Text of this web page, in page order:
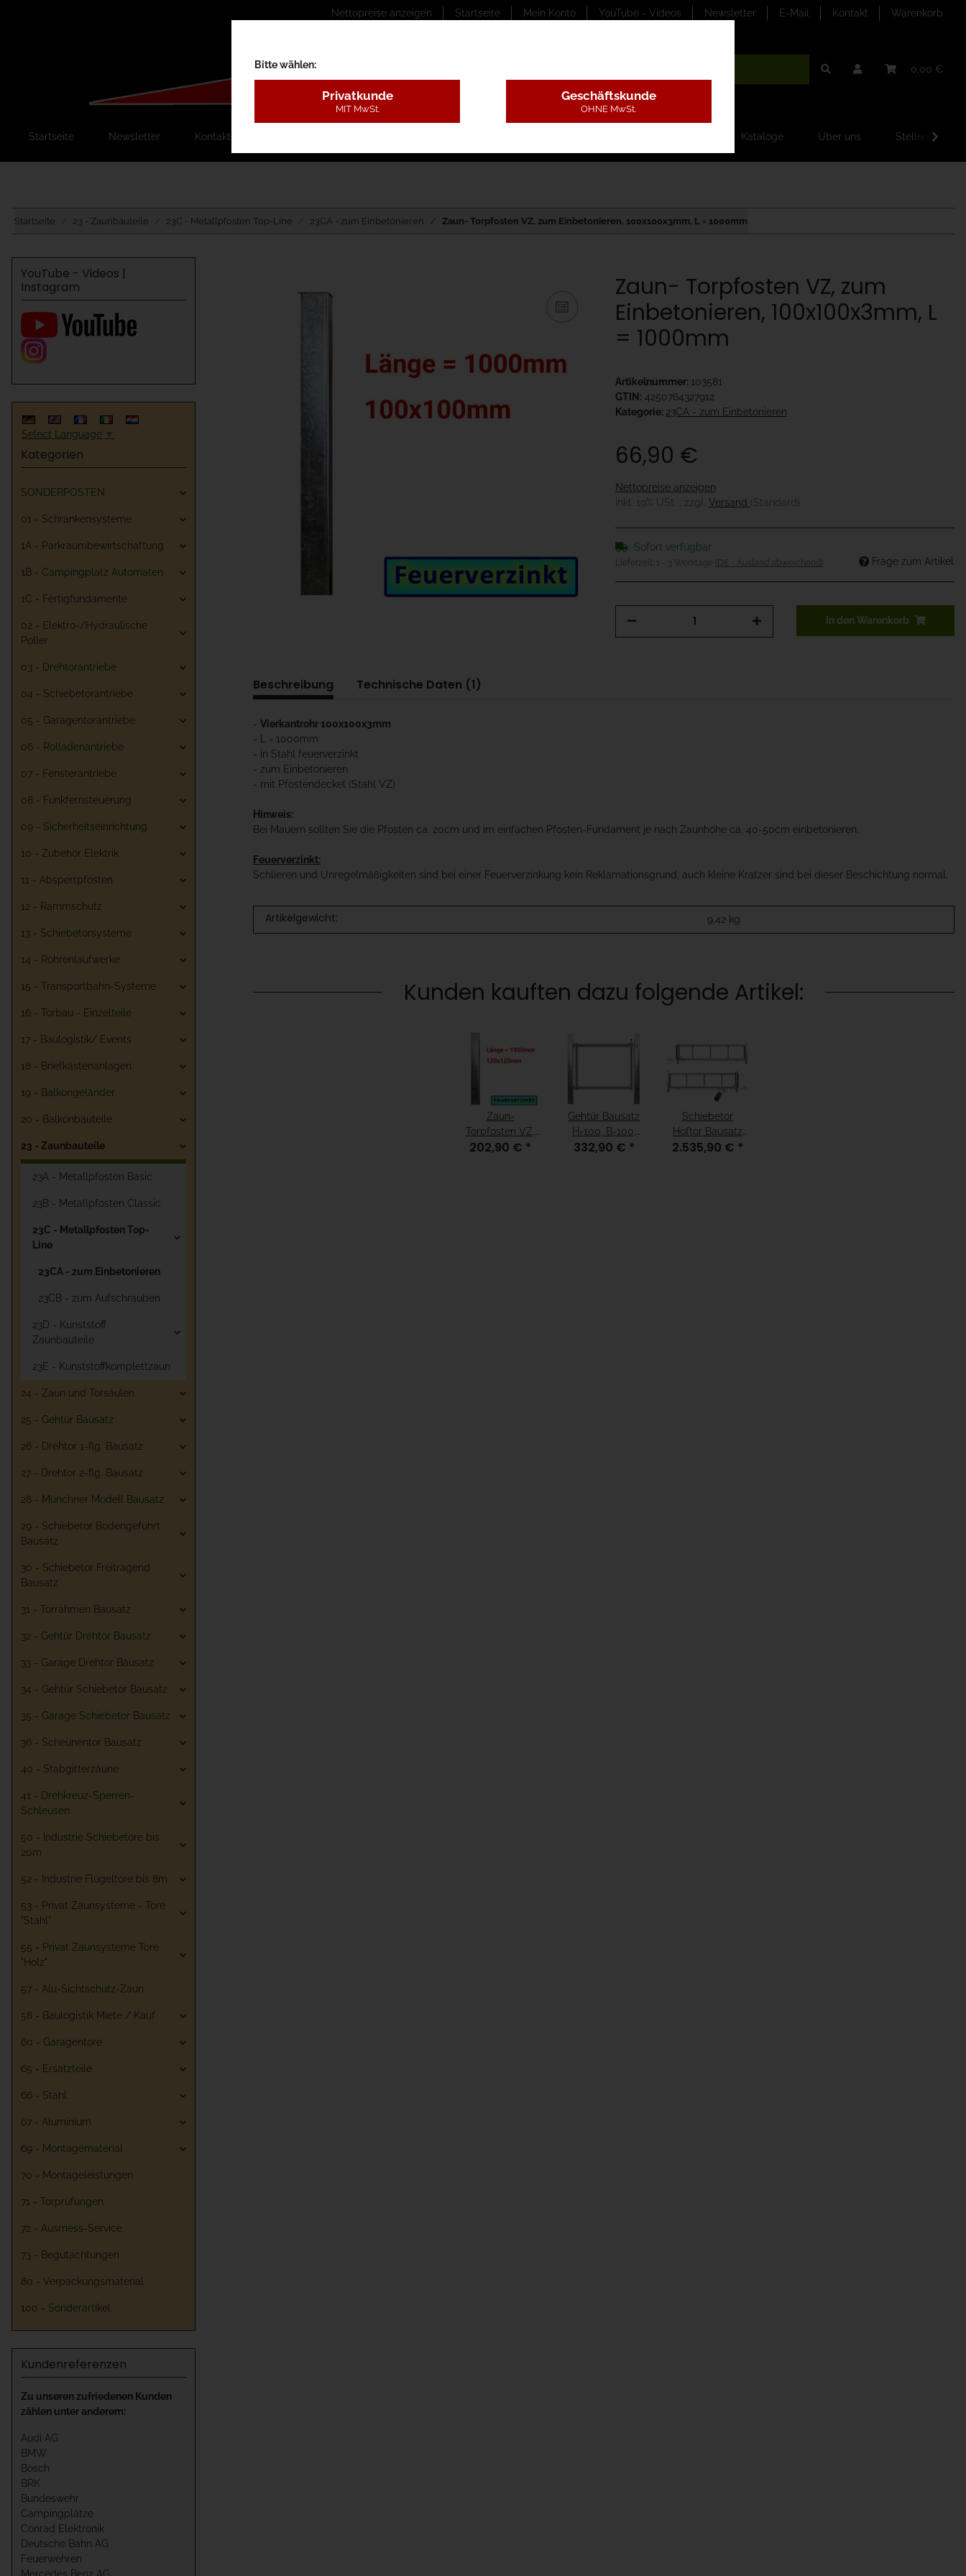
Nettopreise anzeigen Startseite Mein Konto YouTube - Videos Newsletter E-Mail Kontakt Warenkorb
0,00 €
Startseite Newsletter Kontakt Kataloge Über uns
Startseite 23 - Zaunbauteile 23C - Metallpfosten Top-Line 23CA - zum Einbetonieren Zaun- Torpfosten VZ, zum Einbetonieren, 100x100x3mm, L = 1000mm
Zaun- Torpfosten VZ, zum
Einbetonieren, 100x100x3mm, L
= 1000mm
Artikelnummer: 103581
GTIN: 4250764327912
Kategorie: 23CA - zum Einbetonieren
66,90 €
Nettopreise anzeigen
inkl. 19% USt. , zzgl. Versand (Standard)
Sofort verfügbar
Lieferzeit: 1 - 3 Werktage (DE - Ausland abweichend) Frage zum Artikel
In den Warenkorb
Beschreibung Technische Daten (1)
- Vierkantrohr 100x100x3mm
- L = 1000mm
- in Stahl feuerverzinkt
- zum Einbetonieren
- mit Pfostendeckel (Stahl VZ)
Hinweis:
Bei Mauern sollten Sie die Pfosten ca. 20cm und im einfachen Pfosten-Fundament je nach Zaunhöhe ca. 40-50cm einbetonieren.
Feuerverzinkt:
Schlieren und Unregelmäßigkeiten sind bei einer Feuerverzinkung kein Reklamationsgrund, auch kleine Kratzer sind bei dieser Beschichtung normal.
Artikelgewicht: 9,42 kg
Kunden kauften dazu folgende Artikel:
Zaun-
Torpfosten VZ,
zum
202,90 € *
Gehtür Bausatz
H=100, B=100,
mit Pfosten
332,90 € *
Schiebetor
Hoftor Bausatz
Bodengeführt
2.535,90 € *
YouTube - Videos |
Instagram
Select Language ▼
Kategorien
SONDERPOSTEN
01 - Schrankensysteme
1A - Parkraumbewirtschaftung
1B - Campingplatz Automaten
1C - Fertigfundamente
02 - Elektro-/Hydraulische
Poller
03 - Drehtorantriebe
04 - Schiebetorantriebe
05 - Garagentorantriebe
06 - Rolladenantriebe
07 - Fensterantriebe
08 - Funkfernsteuerung
09 - Sicherheitseinrichtung
10 - Zubehör Elektrik
11 - Absperrpfosten
12 - Rammschutz
13 - Schiebetorsysteme
14 - Röhrenlaufwerke
15 - Transportbahn-Systeme
16 - Torbau - Einzelteile
17 - Baulogistik/ Events
18 - Briefkästenanlagen
19 - Balkongeländer
20 - Balkonbauteile
23 - Zaunbauteile
23A - Metallpfosten Basic
23B - Metallpfosten Classic
23C - Metallpfosten Top-
Line
23CA - zum Einbetonieren
23CB - zum Aufschrauben
23D - Kunststoff
Zaunbauteile
23E - Kunststoffkomplettzaun
24 - Zaun und Torsäulen
25 - Gehtür Bausatz
26 - Drehtor 1-flg. Bausatz
27 - Drehtor 2-flg. Bausatz
28 - Münchner Modell Bausatz
29 - Schiebetor Bodengeführt
Bausatz
30 - Schiebetor Freitragend
Bausatz
31 - Torrahmen Bausatz
32 - Gehtür Drehtor Bausatz
33 - Garage Drehtor Bausatz
34 - Gehtür Schiebetor Bausatz
35 - Garage Schiebetor Bausatz
36 - Scheunentor Bausatz
40 - Stabgitterzäune
41 - Drehkreuz-Sperren-
Schleusen
50 - Industrie Schiebetore bis
20m
52 - Industrie Flügeltore bis 8m
53 - Privat Zaunsysteme - Tore
"Stahl"
55 - Privat Zaunsysteme Tore
"Holz"
57 - Alu-Sichtschutz-Zaun
58 - Baulogistik Miete / Kauf
60 - Garagentore
65 - Ersatzteile
66 - Stahl
67 - Aluminium
69 - Montagematerial
70 - Montageleistungen
71 - Torprüfungen
72 - Ausmess-Service
73 - Begutachtungen
80 - Verpackungsmaterial
100 - Sonderartikel
Kundenreferenzen
Zu unseren zufriedenen Kunden
zählen unter anderem:
Audi AG
BMW
Bosch
BRK
Bundeswehr
Campingplätze
Conrad Elektronik
Deutsche Bahn AG
Feuerwehren
Bitte wählen:
Privatkunde
MIT MwSt.
Geschäftskunde
OHNE MwSt.